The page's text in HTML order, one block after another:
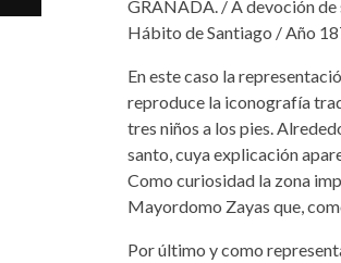
GRANADA. / A devoción de
Hábito de Santiago / Año
En este caso la
reproduce la iconografía
tres niños a los pies.
santo, cuya explicación
Como curiosidad la zona
Mayordomo Zayas que,
Por último y como